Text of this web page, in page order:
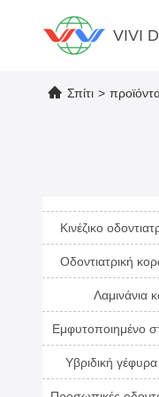
VIVI
Σπίτι >
Κινέζικο
Οδοντιατρική
Λαμινάνια
Εμφυτοποιημένο
Υβριδική